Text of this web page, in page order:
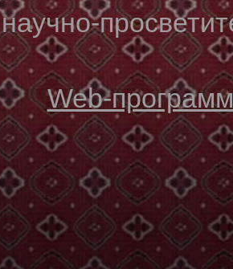
научно-
Web-